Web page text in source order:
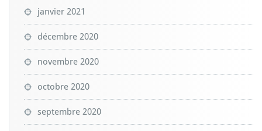
janvier 2021
décembre 2020
novembre 2020
octobre 2020
septembre 2020